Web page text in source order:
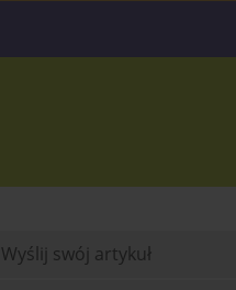
Wyślij swój artykuł